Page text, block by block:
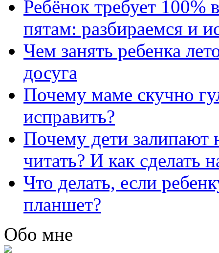
Ребёнок требует 100%
пятам: разбираемся и
Чем занять ребенка
досуга
Почему маме скучно
исправить?
Почему дети залипают
читать? И как сделать
Что делать, если
планшет?
Обо мне